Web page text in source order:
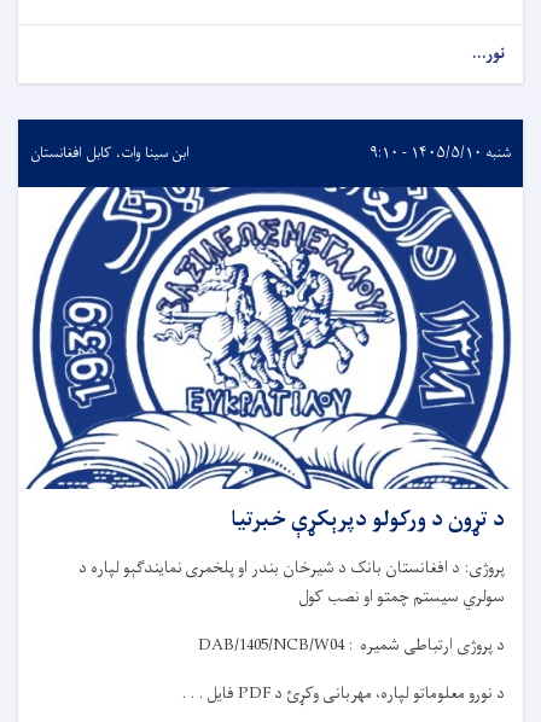
نور...
شنبه ۱۴۰۵/۵/۱۰ - ۹:۱۰ ابن سینا وات، کابل افغانستان
د تړون د ورکولو دپرېکړې خبرتیا
پروژی: د افغانستان بانک د شیرخان بندر او پلخمرینمایندگېولپاره د
سولري سیستم چمتو او نصب کول
د پروژی ارتباطی شمیره :DAB/1405/NCB/W04
د نورو معلوماتو لپاره، مهربانی وکړئ دPDFفایل . . .